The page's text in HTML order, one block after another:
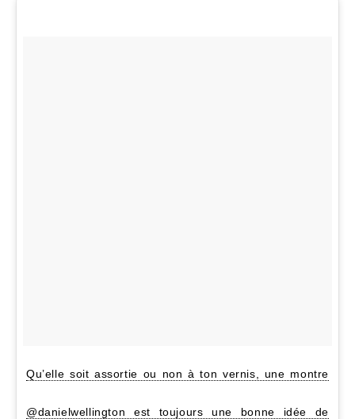
Qu’elle soit assortie ou non à ton vernis, une montre
@danielwellington est toujours une bonne idée de